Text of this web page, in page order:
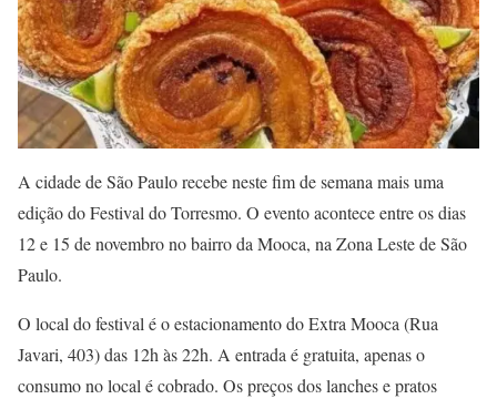
A cidade de São Paulo recebe neste fim de semana mais uma
edição do Festival do Torresmo. O evento acontece entre os dias
12 e 15 de novembro no bairro da Mooca, na Zona Leste de São
Paulo.
O local do festival é o estacionamento do Extra Mooca (Rua
Javari, 403) das 12h às 22h. A entrada é gratuita, apenas o
consumo no local é cobrado. Os preços dos lanches e pratos